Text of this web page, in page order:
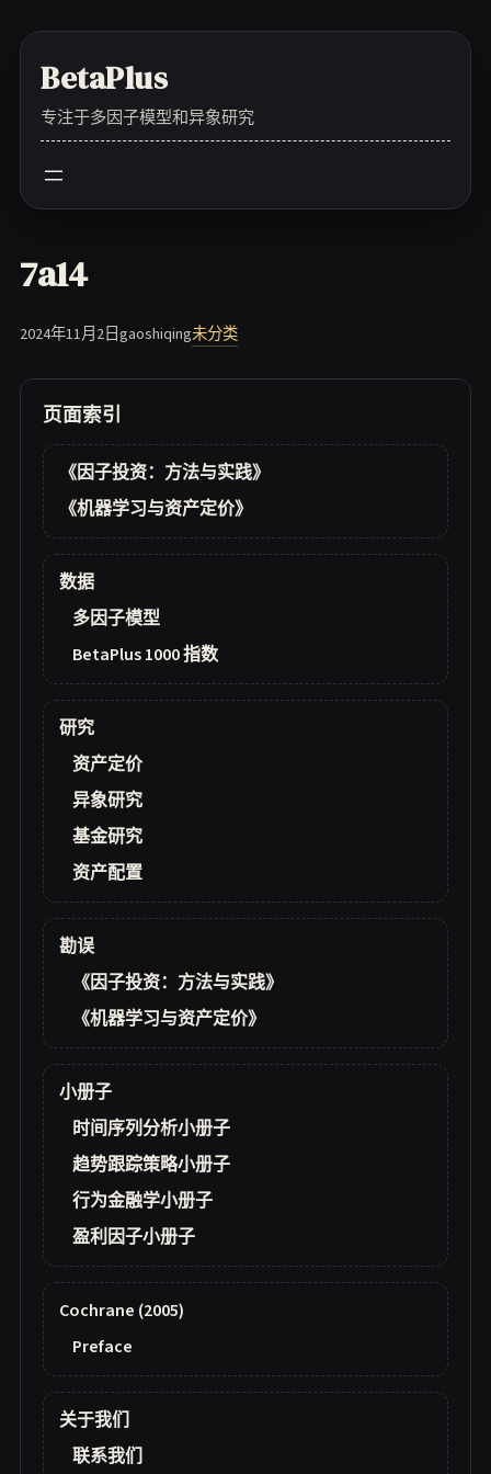
contentBetaPlus
专注于多因子模型和异象研究
7a14
2024年11月2日gaoshiqing未分类
页面索引
《因子投资：方法与实践》
《机器学习与资产定价》
数据
多因子模型
BetaPlus 1000 指数
研究
资产定价
异象研究
基金研究
资产配置
勘误
《因子投资：方法与实践》
《机器学习与资产定价》
小册子
时间序列分析小册子
趋势跟踪策略小册子
行为金融学小册子
盈利因子小册子
Cochrane (2005)
Preface
关于我们
联系我们